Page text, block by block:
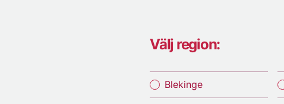
Välj region:
Blekinge